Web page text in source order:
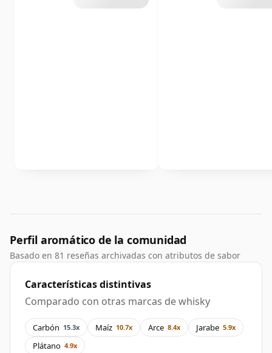
Perfil aromático de la comunidad
Basado en 81 reseñas archivadas con atributos de sabor
Características distintivas
Comparado con otras marcas de whisky
Carbón 15.3x Maíz 10.7x Arce 8.4x Jarabe 5.9x
Plátano 4.9x